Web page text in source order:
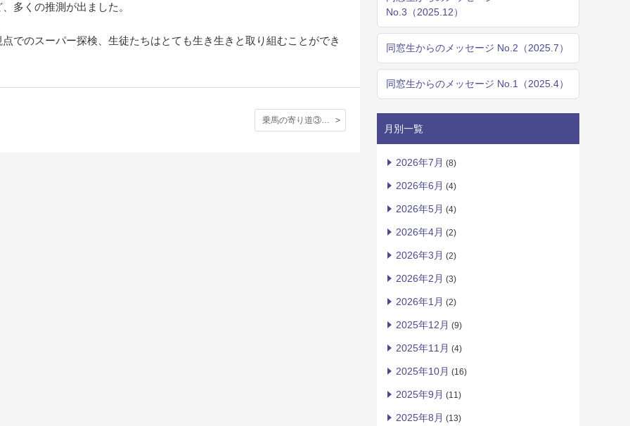
多くの推測が出ました。
でのスーパー探検、生徒たちはとても生き生きと取り組むことができ
乗馬の寄り道③ 自然の恵み
No.3（2025.12）
同窓生からのメッセージ No.2（2025.7）
同窓生からのメッセージ No.1（2025.4）
月別一覧
2026年7月 (8)
2026年6月 (4)
2026年5月 (4)
2026年4月 (2)
2026年3月 (2)
2026年2月 (3)
2026年1月 (2)
2025年12月 (9)
2025年11月 (4)
2025年10月 (16)
2025年9月 (11)
2025年8月 (13)